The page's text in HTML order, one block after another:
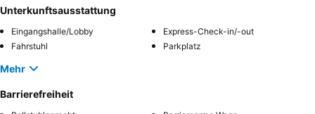
Unterkunftsausstattung
Eingangshalle/Lobby
Express-Check-in/-out
Fahrstuhl
Parkplatz
Mehr
Barrierefreiheit